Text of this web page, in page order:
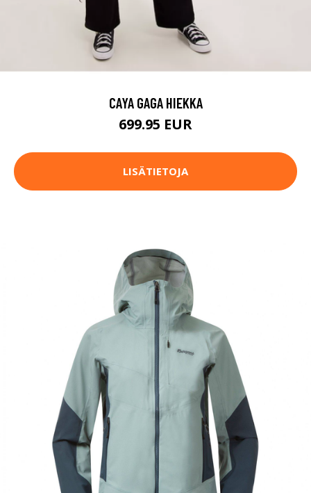
CAYA GAGA HIEKKA
699.95 EUR
LISÄTIETOJA